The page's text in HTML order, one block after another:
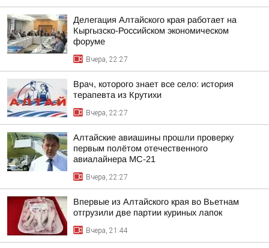
Делегация Алтайского края работает на
Кыргызско-Российском экономическом
форуме
Вчера, 22:27
Врач, которого знает все село: история
терапевта из Крутихи
Вчера, 22:27
Алтайские авиашины прошли проверку
первым полётом отечественного
авиалайнера МС-21
Вчера, 22:27
Впервые из Алтайского края во Вьетнам
отгрузили две партии куриных лапок
Вчера, 21:44